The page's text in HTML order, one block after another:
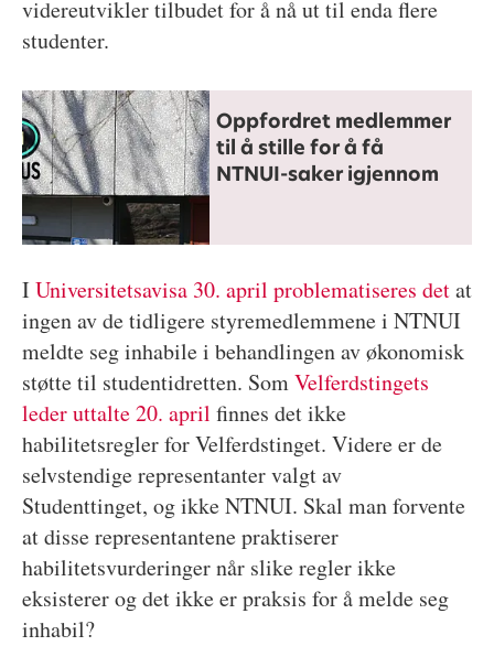
videreutvikler tilbudet for å nå ut til enda flere
studenter.
Oppfordret medlemmer
til å stille for å få
NTNUI-saker igjennom
IUniversitetsavisa 30. april problematiseres detat
ingen av de tidligere styremedlemmene i NTNUI
meldte seg inhabile i behandlingen av økonomisk
støtte til studentidretten. SomVelferdstingets
leder uttalte 20. april finnes det ikke
habilitetsregler for Velferdstinget. Videre er de
selvstendige representanter valgt av
Studenttinget, og ikke NTNUI. Skal man forvente
at disse representantene praktiserer
habilitetsvurderinger når slike regler ikke
eksisterer og det ikke er praksis for å melde seg
inhabil?